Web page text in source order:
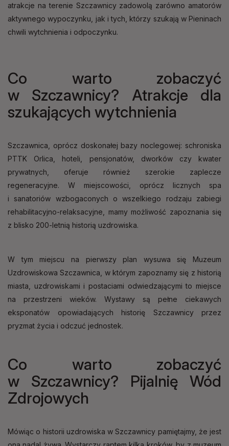
atrakcje na terenie Szczawnicy zadowolą zarówno amatorów
aktywnego wypoczynku, jak i tych, którzy szukają w Pieninach
chwili wytchnienia i odpoczynku.
Co warto zobaczyć
w Szczawnicy? Atrakcje dla
szukających wytchnienia
Szczawnica, oprócz doskonałej bazy noclegowej: schroniska
PTTK Orlica, hoteli, pensjonatów, dworków czy kwater
prywatnych, oferuje również szerokie zaplecze
regeneracyjne. W miejscowości, oprócz licznych spa
i sanatoriów wzbogaconych o wszelkiego rodzaju zabiegi
rehabilitacyjno-relaksacyjne, mamy możliwość zapoznania się
z blisko 200-letnią historią uzdrowiska.
W tym miejscu na pierwszy plan wysuwa się Muzeum
Uzdrowiskowa Szczawnica, w którym zapoznamy się z historią
miasta, uzdrowiskami i postaciami odwiedzającymi to miejsce
na przestrzeni wieków. Wystawy są pełne ciekawych
eksponatów opowiadających historię Szczawnicy przez
pryzmat życia i odczuć jednostek.
Co warto zobaczyć
w Szczawnicy? Pijalnię Wód
Zdrojowych
Mówiąc o historii uzdrowiska w Szczawnicy pamiętajmy, że jest